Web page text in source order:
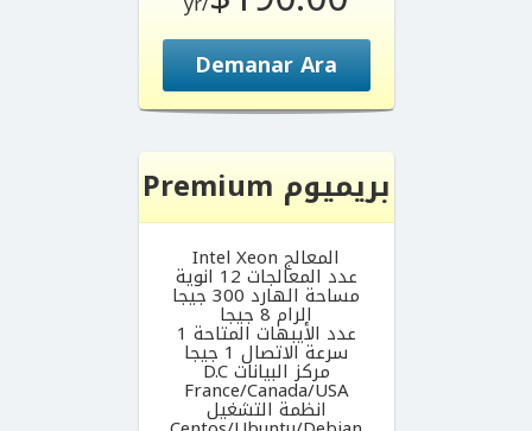
Demanar Ara
بريميوم Premium
المعالج Intel Xeon
عدد المعالجات 12 انوية
مساحة الهارد 300 جيجا
الرام 8 جيجا
عدد الأيبهات المتاحة 1
سرعة الاتصال 1 جيجا
مركز البيانات D.C
France/Canada/USA
انظمة التشغيل